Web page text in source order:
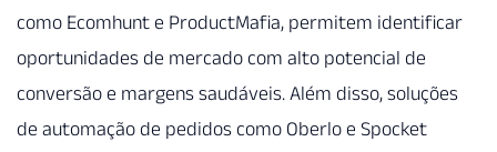
como Ecomhunt e ProductMafia, permitem identificar
oportunidades de mercado com alto potencial de
conversão e margens saudáveis. Além disso, soluções
de automação de pedidos como Oberlo e Spocket